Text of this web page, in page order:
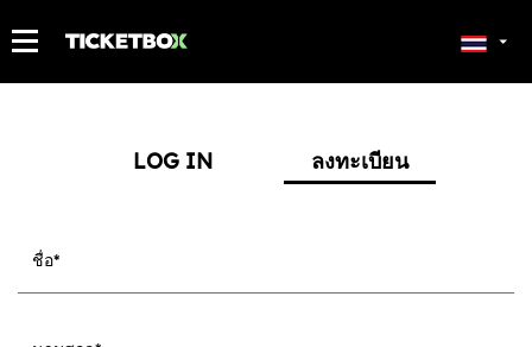
LOG IN ลงทะเบียน